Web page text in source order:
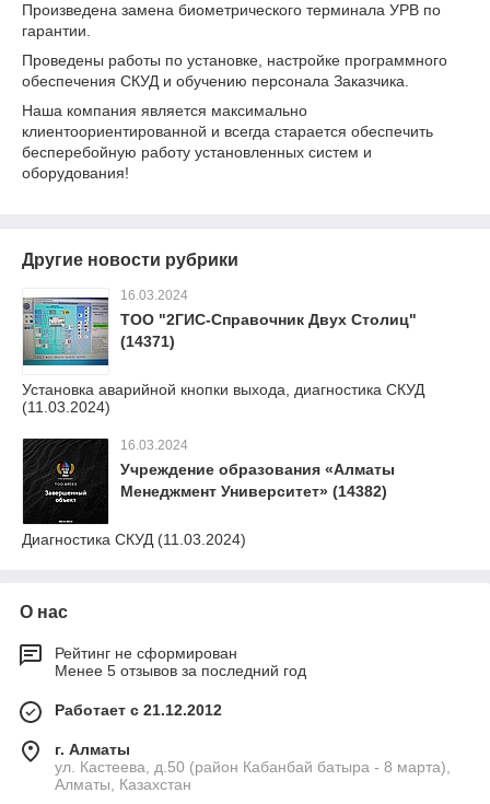
Произведена замена биометрического терминала УРВ по
гарантии.
Проведены работы по установке, настройке программного
обеспечения СКУД и обучению персонала Заказчика.
Наша компания является максимально
клиентоориентированной и всегда старается обеспечить
бесперебойную работу установленных систем и
оборудования!
Другие новости рубрики
16.03.2024
ТОО "2ГИС-Справочник Двух Столиц"
(14371)
Установка аварийной кнопки выхода, диагностика СКУД
(11.03.2024)
16.03.2024
Учреждение образования «Алматы
Менеджмент Университет» (14382)
Диагностика СКУД (11.03.2024)
О нас
Рейтинг не сформирован
Менее 5 отзывов за последний год
Работает с 21.12.2012
г. Алматы
ул. Кастеева, д.50 (район Кабанбай батыра - 8 марта),
Алматы, Казахстан